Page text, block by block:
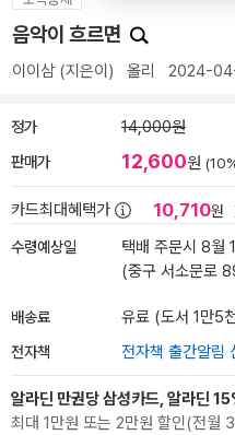
음악이 흐르면
이이삼 (지은이) 올리 2024-
정가 14,000원
판매가 12,600원
카드최대혜택가 10,710원
수령예상일
택배 주문시 8월
(중구 서소문로
배송료 유료 (도서 1만5
전자책 전자책 출간알림
알라딘 만권당 삼성카드, 알라딘
최대 1만원 또는 2만원 할인(전월